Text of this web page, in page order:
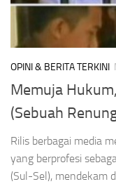
OPINI & BERITA TERKINI
Memuja
(Sebuah
Rilis berbagai media
yang berprofesi
(Sul-Sel), mendekam